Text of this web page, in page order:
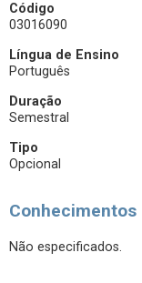
Código
03016090
Língua de Ensino
Português
Duração
Semestral
Tipo
Opcional
Conhecimentos
Não especificados.